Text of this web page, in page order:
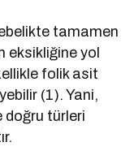
tamamen
eksikliğine yol
folik asit
(1). Yani,
doğru türleri